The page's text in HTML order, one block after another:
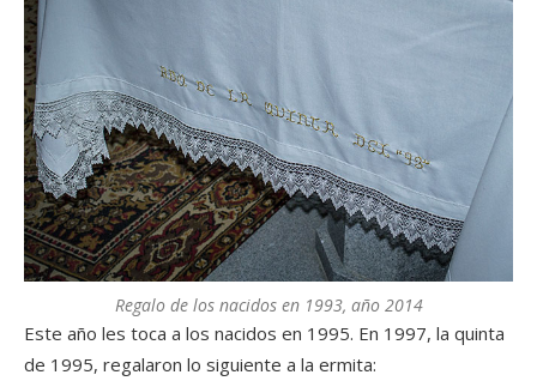
Regalo de los nacidos en 1993, año 2014
Este año les toca a los nacidos en 1995. En 1997, la quinta
de 1995, regalaron lo siguiente a la ermita: